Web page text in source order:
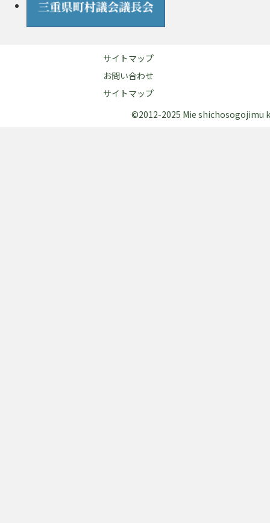
サイトマップ
お問い合わせ
サイトマップ
©2012-2025 Mie shichosogojimu